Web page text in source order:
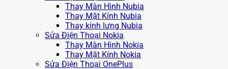
Thay Màn Hình Nubia
Thay Mặt Kính Nubia
Thay kính lưng Nubia
Sửa Điện Thoại Nokia
Thay Màn Hình Nokia
Thay Mặt Kính Nokia
Sửa Điện Thoại OnePlus